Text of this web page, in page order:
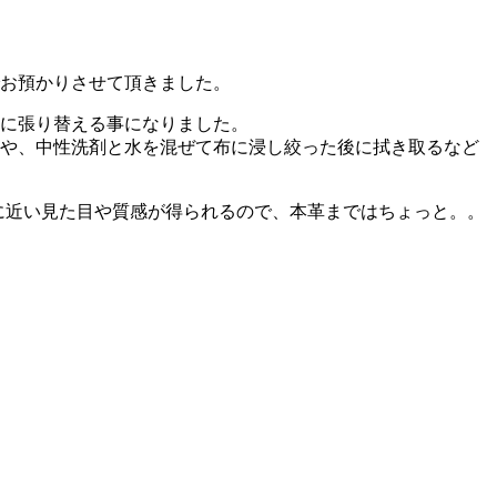
預かりさせて頂きました。
張り替える事になりました。
、中性洗剤と水を混ぜて布に浸し絞った後に拭き取るなど
い見た目や質感が得られるので、本革まではちょっと。。